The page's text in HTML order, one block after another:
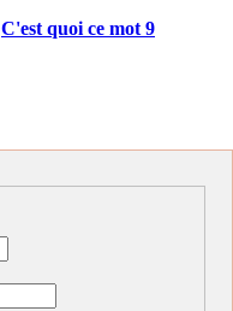
C'est quoi ce mot 9